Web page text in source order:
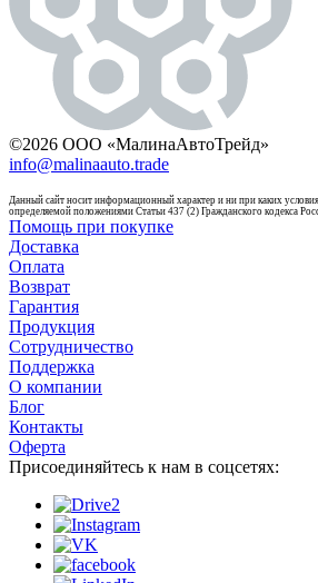
©2026 ООО «МалинаАвтоТрейд»
info@malinaauto.trade
Данный сайт носит информационный характер и ни при каких
определяемой положениями Статьи 437 (2) Гражданского кодекса
Помощь при покупке
Доставка
Оплата
Возврат
Гарантия
Продукция
Сотрудничество
Поддержка
О компании
Блог
Контакты
Оферта
Присоединяйтесь к нам в соцсетях: